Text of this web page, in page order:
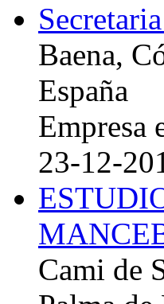
Baena,
España
Empresa
23-12-
Cami de